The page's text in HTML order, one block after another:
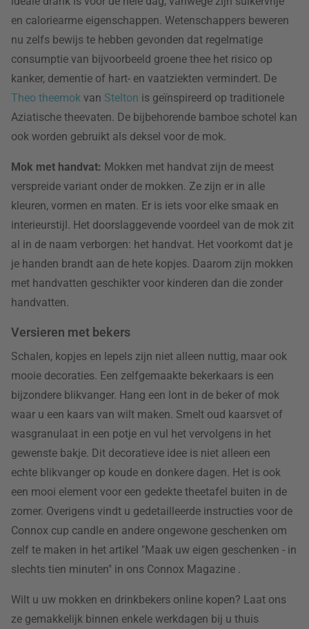
en caloriearme eigenschappen. Wetenschappers beweren
nu zelfs bewijs te hebben gevonden dat regelmatige
consumptie van bijvoorbeeld groene thee het risico op
kanker, dementie of hart- en vaatziekten vermindert. De
Theo theemok van Stelton is geïnspireerd op traditionele
Aziatische theevaten. De bijbehorende bamboe schotel kan
ook worden gebruikt als deksel voor de mok.
Mok met handvat: Mokken met handvat zijn de meest
verspreide variant onder de mokken. Ze zijn er in alle
kleuren, vormen en maten. Er is iets voor elke smaak en
interieurstijl. Het doorslaggevende voordeel van de mok zit
al in de naam verborgen: het handvat. Het voorkomt dat je
je handen brandt aan de hete kopjes. Daarom zijn mokken
met handvatten geschikter voor kinderen dan die zonder
handvatten.
Versieren met bekers
Schalen, kopjes en lepels zijn niet alleen nuttig, maar ook
mooie decoraties. Een zelfgemaakte bekerkaars is een
bijzondere blikvanger. Hang een lont in de beker of mok
waar u een kaars van wilt maken. Smelt oud kaarsvet of
wasgranulaat in een potje en vul het vervolgens in het
gewenste bakje. Dit decoratieve idee is niet alleen een
echte blikvanger op koude en donkere dagen. Het is ook
een mooi element voor een gedekte theetafel buiten in de
zomer. Overigens vindt u gedetailleerde instructies voor de
Connox cup candle en andere ongewone geschenken om
zelf te maken in het artikel "Maak uw eigen geschenken - in
slechts tien minuten" in ons Connox Magazine .
Wilt u uw mokken en drinkbekers online kopen? Laat ons
ze gemakkelijk binnen enkele werkdagen bij u thuis